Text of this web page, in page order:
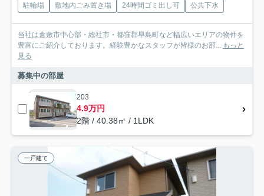
駐輪場 敷地内ごみ置き場 24時間ゴミ出し可 公共下水
当社は倉敷市中心部・総社市・都窪郡早島町など幅広いエリアの物件を
豊富にご紹介しております。経験豊かなスタッフが皆様のお部...
もっと
見る
募集中の部屋
203
4.9万円
2階 / 40.38㎡ / 1LDK
一戸建て